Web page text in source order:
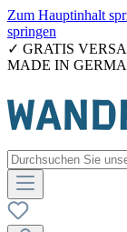
Zum Hauptinhalt
springen
✓ GRATIS
MADE IN